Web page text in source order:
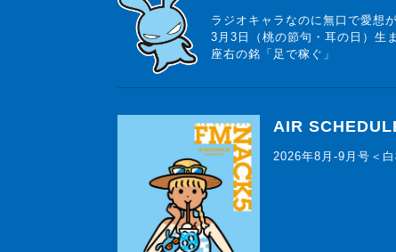
ラジオキャラなのに無口で愛想
3月3日（桃の節句・耳の日）生
座右の銘「足で稼ぐ」
AIR
2026年8月-9月号＜白